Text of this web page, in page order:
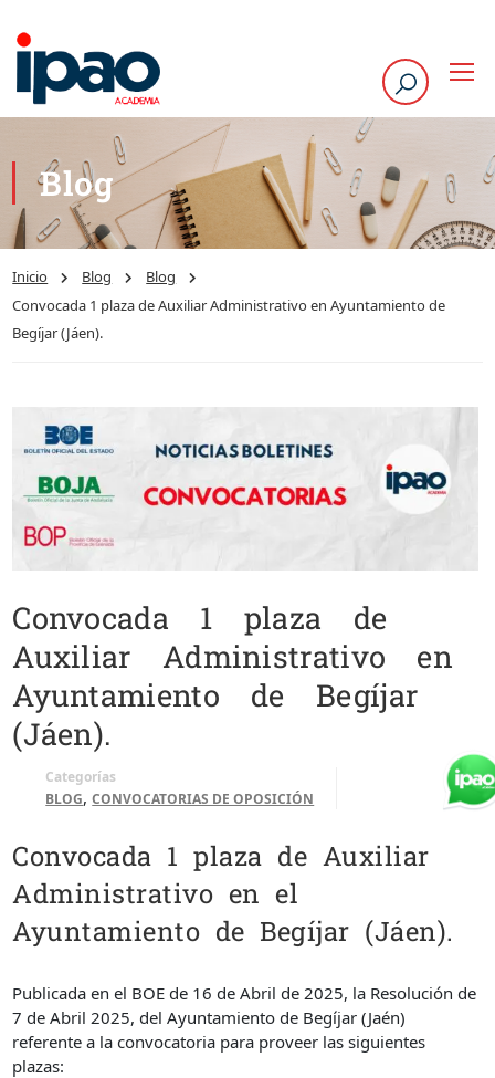
Blog
Inicio Blog
Blog
Convocada 1 plaza de Auxiliar Administrativo en Ayuntamiento de
Begíjar (Jáen).
Convocada 1 plaza de
Auxiliar Administrativo en
Ayuntamiento de Begíjar
(Jáen).
Categorías
BLOG,CONVOCATORIAS DE OPOSICIÓN
Convocada 1 plaza de Auxiliar
Administrativo en el
Ayuntamiento de Begíjar (Jáen).
Publicada en el BOE de 16 de Abril de 2025, la Resolución de
7 de Abril 2025, del Ayuntamiento de Begíjar (Jaén)
referente a la convocatoria para proveer las siguientes
plazas: